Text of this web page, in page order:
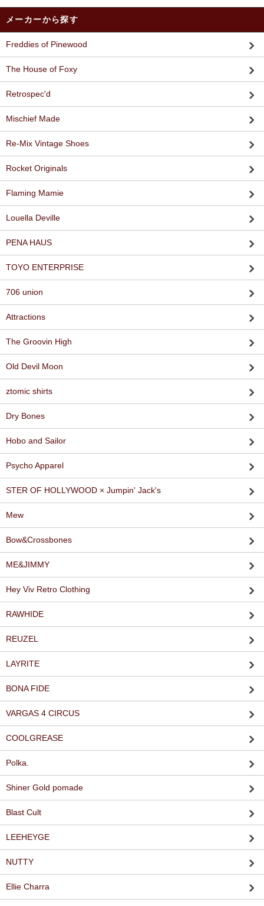
メーカーから探す
Freddies of Pinewood
The House of Foxy
Retrospec'd
Mischief Made
Re-Mix Vintage Shoes
Rocket Originals
Flaming Mamie
Louella Deville
PENA HAUS
TOYO ENTERPRISE
706 union
Attractions
The Groovin High
Old Devil Moon
ztomic shirts
Dry Bones
Hobo and Sailor
Psycho Apparel
STER OF HOLLYWOOD × Jumpin' Jack's
Mew
Bow&Crossbones
ME&JIMMY
Hey Viv Retro Clothing
RAWHIDE
REUZEL
LAYRITE
BONA FIDE
VARGAS 4 CIRCUS
COOLGREASE
Polka.
Shiner Gold pomade
Blast Cult
LEEHEYGE
NUTTY
Ellie Charra